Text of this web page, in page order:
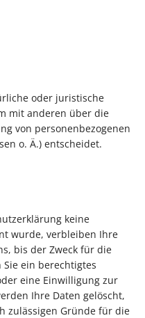
oder juristische
mit anderen über die
von personenbezogenen
o. Ä.) entscheidet.
keine
wurde, verbleiben Ihre
bis der Zweck für die
ein berechtigtes
eine Einwilligung zur
Ihre Daten gelöscht,
zulässigen Gründe für die